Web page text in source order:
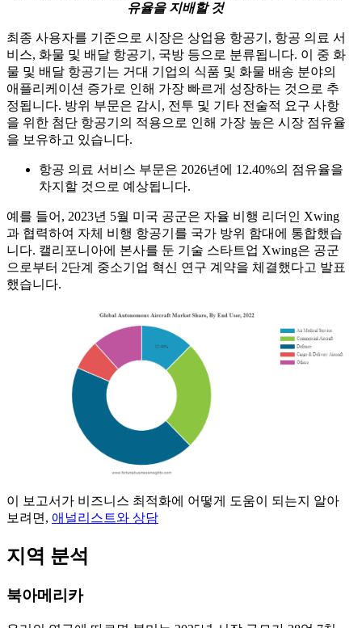
유율을 지배할 것
최종 사용자를 기준으로 시장은 상업용 항공기, 항공 의료 서
비스, 화물 및 배달 항공기, 국방 등으로 분류됩니다. 이 중 화
물 및 배달 항공기는 거대 기업의 식품 및 화물 배송 분야의
애플리케이션 증가로 인해 가장 빠르게 성장하는 것으로 추
정됩니다. 방위 부문은 감시, 전투 및 기타 전술적 요구 사항
을 위한 첨단 항공기의 적용으로 인해 가장 높은 시장 점유율
을 보유하고 있습니다.
항공 의료 서비스 부문은 2026년에 12.40%의 점유율을
차지할 것으로 예상됩니다.
예를 들어, 2023년 5월 미국 공군은 자율 비행 리더인 Xwing
과 협력하여 자체 비행 항공기를 국가 방위 함대에 통합했습
니다. 캘리포니아에 본사를 둔 기술 스타트업 Xwing은 공군
으로부터 2단계 중소기업 혁신 연구 계약을 체결했다고 발표
했습니다.
이 보고서가 비즈니스 최적화에 어떻게 도움이 되는지 알아
보려면, 애널리스트와 상담
지역 분석
북아메리카